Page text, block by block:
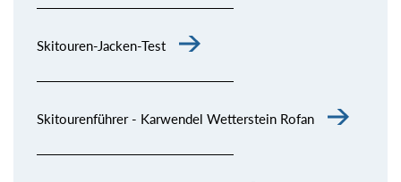
Skitouren-Jacken-Test
Skitourenführer - Karwendel Wetterstein Rofan